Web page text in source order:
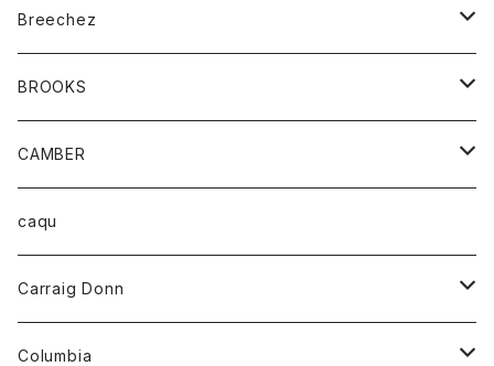
ベルト
Tシャツ
グッズ
アンダーウェアー
カードホルダー
トップス
カーディガン
ボトム
オーバーオール
ショートパンツ
レディース
オーバーオール
カーディガン
Breechez
シャツ
BROOKS
グッズ
靴
CAMBER
トップス
ハーフスリーブTシャツ
caqu
Carraig Donn
ニット
Columbia